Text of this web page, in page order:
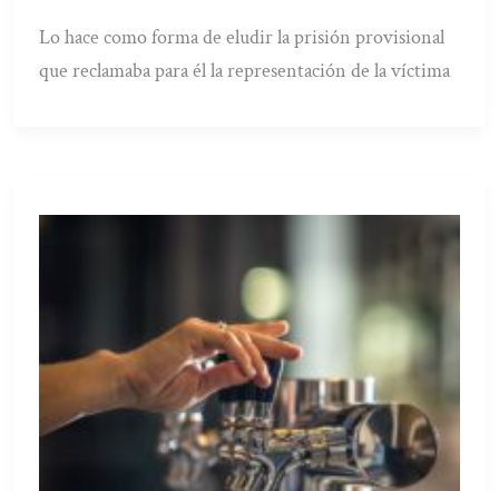
Lo hace como forma de eludir la prisión provisional
que reclamaba para él la representación de la víctima